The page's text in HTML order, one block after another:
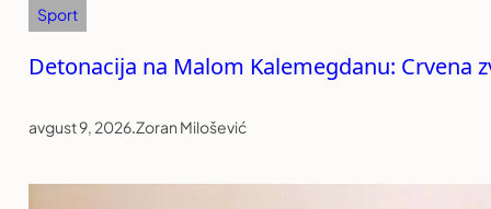
Sport
Detonacija na Malom Kalemegdanu: Crvena
avgust 9, 2026.Zoran Milošević